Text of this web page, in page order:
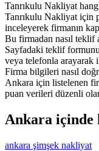
Tanrıkulu Nakliyat
Tanrıkulu Nakliyat için
inceleyerek firmanın
Bu firmadan nasıl teklif
Sayfadaki teklif
veya telefonla arayarak
Firma bilgileri nasıl
Ankara için listelenen
puan verileri düzenli
Ankara
ankara şimşek nakliyat